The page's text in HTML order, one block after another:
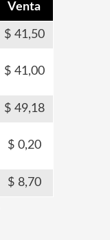
Venta
41,50
41,00
49,18
0,20
8,70